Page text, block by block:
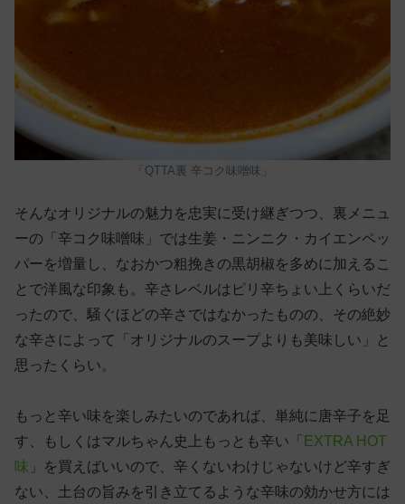
「QTTA裏 辛コク味噌味」
そんなオリジナルの魅力を忠実に受け継ぎつつ、裏メニュ
ーの「辛コク味噌味」では生姜・ニンニク・カイエンペッ
パーを増量し、なおかつ粗挽きの黒胡椒を多めに加えるこ
とで洋風な印象も。辛さレベルはピリ辛ちょい上くらいだ
ったので、騒ぐほどの辛さではなかったものの、その絶妙
な辛さによって「オリジナルのスープよりも美味しい」と
思ったくらい。
もっと辛い味を楽しみたいのであれば、単純に唐辛子を足
す、もしくはマルちゃん史上もっとも辛い「 EXTRA HOT
味 」を買えばいいので、辛くないわけじゃないけど辛すぎ
ない、土台の旨みを引き立てるような辛味の効かせ方には